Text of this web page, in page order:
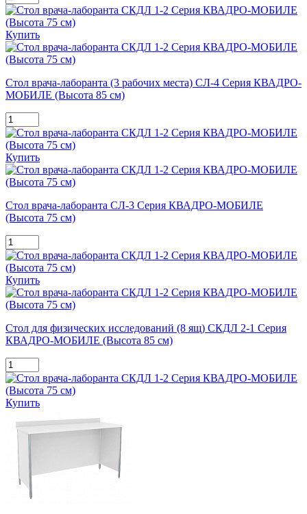
Купить
Стол врача-лаборанта (3 рабочих места) СЛ-4 Серия КВАДРО-
МОБИЛЕ (Высота 85 см)
Купить
Стол врача-лаборанта СЛ-3 Серия КВАДРО-МОБИЛЕ
(Высота 75 см)
Купить
Стол для физических исследований (8 ящ) СКДЛ 2-1 Серия
КВАДРО-МОБИЛЕ (Высота 85 см)
Купить